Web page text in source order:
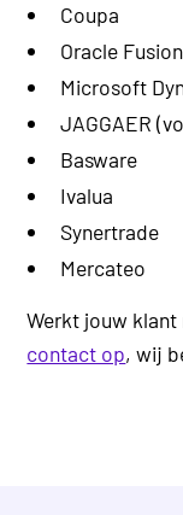
Coupa
Oracle
Microsoft
JAGGAER
Basware
Ivalua
Synertrade
Mercateo
Werkt jouw klant
contact op, wij